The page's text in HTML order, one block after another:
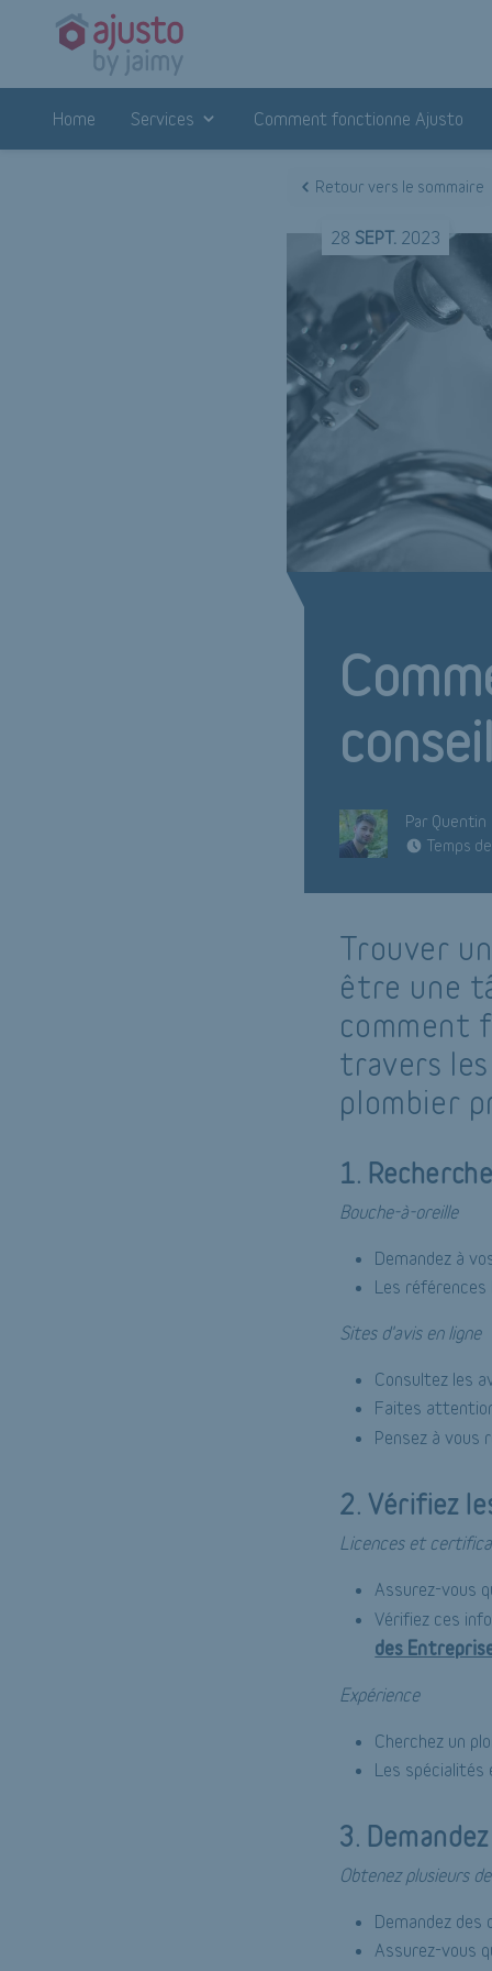
Home Services Comment fonctionne Ajusto
Retour vers le sommaire
28 SEPT. 2023
Par Quentin
Temps
Trouver
être une
comment
travers
plombier
1.
Bouche-à-oreille
Demandez à
Les références
Sites d'avis en ligne
Consultez les
Faites
Pensez à vous
2. Vérifiez
Licences et
Assurez-vous
Vérifiez ces
des
Expérience
Cherchez un
Les spécialités
3.
Obtenez plusieurs
Demandez des
Assurez-vous